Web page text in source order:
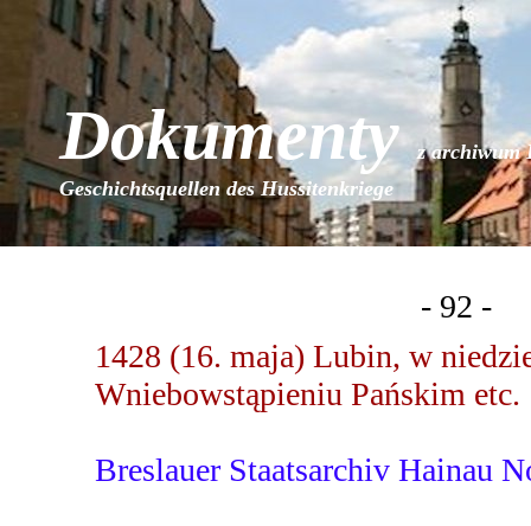
Dokumentyz archiwum
Geschichtsquellen des Hussitenkriege
- 92 -
1428 (16. maja) Lubin, w
Wniebowstąpieniu Pańskim etc.
Breslauer Staatsarchiv Hainau